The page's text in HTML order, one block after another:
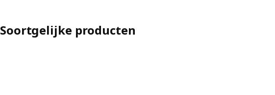
Soortgelijke producten